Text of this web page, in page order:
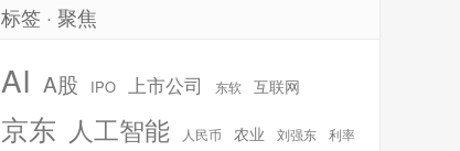
标签 · 聚焦
AI A股 IPO 上市公司 东软 互联网
京东 人工智能 人民币 农业 刘强东 利率